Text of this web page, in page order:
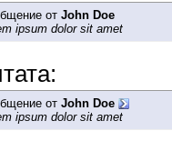
от John Doe
ipsum dolor sit amet
от John Doe
ipsum dolor sit amet